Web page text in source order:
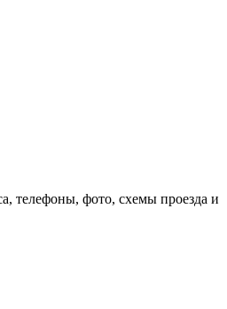
телефоны, фото, схемы проезда и